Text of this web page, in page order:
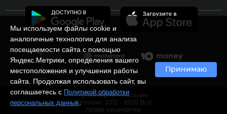
Мы используем файлы cookie и
аналогичные технологии для анализа
посещаемости сайта с помощью
Яндекс.Метрики, определения вашего
местоположения и улучшения работы
сайта. Продолжая использовать сайт, вы
соглашаетесь с Политикой обработки
персональных данных.
Принимаю
Ⓒ Интернет-магазин
Белорис 2012 - 2026 Все
права защищены